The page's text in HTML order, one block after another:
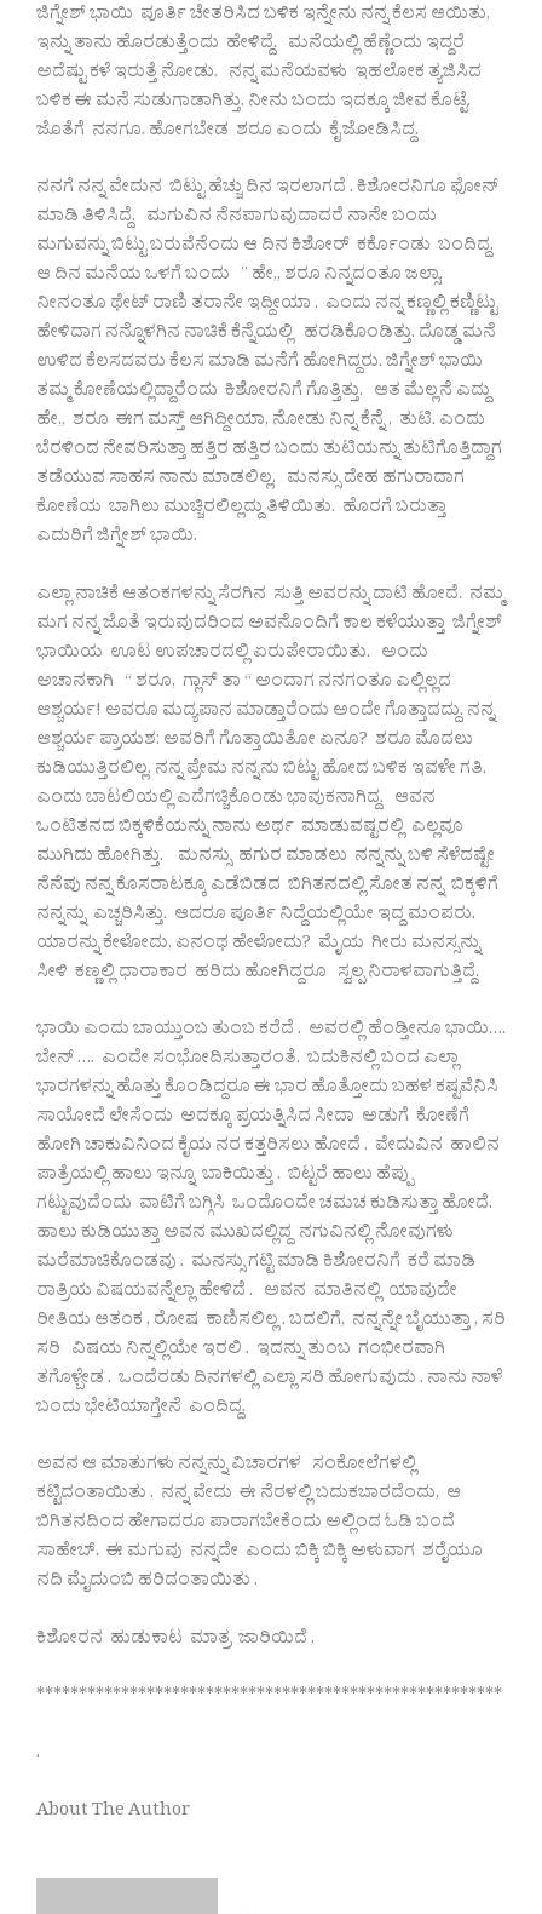
ಜಿಗ್ನೇಶ್ ಭಾಯಿ ಪೂರ್ತಿ ಚೇತರಿಸಿದ ಬಳಿಕ ಇನ್ನೇನು ನನ್ನ ಕೆಲಸ ಆಯಿತು,
ಇನ್ನು ತಾನು ಹೊರಡುತ್ತೆಂದು ಹೇಳಿದ್ದೆ. ಮನೆಯಲ್ಲಿ ಹೆಣ್ಣೆಂದು ಇದ್ದರೆ
ಅದೆಷ್ಟು ಕಳೆ ಇರುತ್ತೆ ನೋಡು. ನನ್ನ ಮನೆಯವಳು ಇಹಲೋಕ ತ್ಯಜಿಸಿದ
ಬಳಿಕ ಈ ಮನೆ ಸುಡುಗಾಡಾಗಿತ್ತು. ನೀನು ಬಂದು ಇದಕ್ಕೂ ಜೀವ ಕೊಟ್ಟೆ.
ಜೊತೆಗೆ ನನಗೂ. ಹೋಗಬೇಡ ಶರೂ ಎಂದು ಕೈ ಜೋಡಿಸಿದ್ದ.
ನನಗೆ ನನ್ನ ವೇದುನ ಬಿಟ್ಟು ಹೆಚ್ಚು ದಿನ ಇರಲಾಗದೆ . ಕಿಶೋರನಿಗೂ ಫೋನ್
ಮಾಡಿ ತಿಳಿಸಿದ್ದೆ. ಮಗುವಿನ ನೆನಪಾಗುವುದಾದರೆ ನಾನೇ ಬಂದು
ಮಗುವನ್ನು ಬಿಟ್ಟು ಬರುವೆನೆಂದು ಆ ದಿನ ಕಿಶೋರ್ ಕರ್ಕೊಂಡು ಬಂದಿದ್ದ.
ಆ ದಿನ ಮನೆಯ ಒಳಗೆ ಬಂದು ” ಹೇ,, ಶರೂ ನಿನ್ನದಂತೂ ಜಲ್ಸಾ.
ನೀನಂತೂ ಥೇಟ್ ರಾಣಿ ತರಾನೇ ಇದ್ದೀಯಾ . ಎಂದು ನನ್ನ ಕಣ್ಣಲ್ಲಿ ಕಣ್ಣಿಟ್ಟು
ಹೇಳಿದಾಗ ನನ್ನೊಳಗಿನ ನಾಚಿಕೆ ಕೆನ್ನೆಯಲ್ಲಿ ಹರಡಿಕೊಂಡಿತ್ತು. ದೊಡ್ಡ ಮನೆ
ಉಳಿದ ಕೆಲಸದವರು ಕೆಲಸ ಮಾಡಿ ಮನೆಗೆ ಹೋಗಿದ್ದರು. ಜಿಗ್ನೇಶ್ ಭಾಯಿ
ತಮ್ಮ ಕೋಣೆಯಲ್ಲಿದ್ದಾರೆಂದು ಕಿಶೋರನಿಗೆ ಗೊತ್ತಿತ್ತು. ಆತ ಮೆಲ್ಲನೆ ಎದ್ದು
ಹೇ,, ಶರೂ ಈಗ ಮಸ್ತ್ ಆಗಿದ್ದೀಯಾ, ನೋಡು ನಿನ್ನ ಕೆನ್ನೆ , ತುಟಿ. ಎಂದು
ಬೆರಳಿಂದ ನೇವರಿಸುತ್ತಾ ಹತ್ತಿರ ಹತ್ತಿರ ಬಂದು ತುಟಿಯನ್ನು ತುಟಿಗೊತ್ತಿದ್ದಾಗ
ತಡೆಯುವ ಸಾಹಸ ನಾನು ಮಾಡಲಿಲ್ಲ. ಮನಸ್ಸು ದೇಹ ಹಗುರಾದಾಗ
ಕೋಣೆಯ ಬಾಗಿಲು ಮುಚ್ಚಿರಲಿಲ್ಲದ್ದು ತಿಳಿಯಿತು. ಹೊರಗೆ ಬರುತ್ತಾ
ಎದುರಿಗೆ ಜಿಗ್ನೇಶ್ ಭಾಯಿ.
ಎಲ್ಲಾ ನಾಚಿಕೆ ಆತಂಕಗಳನ್ನು ಸೆರಗಿನ ಸುತ್ತಿ ಅವರನ್ನು ದಾಟಿ ಹೋದೆ. ನಮ್ಮ
ಮಗ ನನ್ನ ಜೊತೆ ಇರುವುದರಿಂದ ಅವನೊಂದಿಗೆ ಕಾಲ ಕಳೆಯುತ್ತಾ ಜಿಗ್ನೇಶ್
ಭಾಯಿಯ ಊಟ ಉಪಚಾರದಲ್ಲಿ ಏರುಪೇರಾಯಿತು. ಅಂದು
ಅಚಾನಕಾಗಿ “ ಶರೂ, ಗ್ಲಾಸ್ ತಾ “ ಅಂದಾಗ ನನಗಂತೂ ಎಲ್ಲಿಲ್ಲದ
ಆಶ್ಚರ್ಯ! ಅವರೂ ಮದ್ಯಪಾನ ಮಾಡ್ತಾರೆಂದು ಅಂದೇ ಗೊತ್ತಾದದ್ದು. ನನ್ನ
ಆಶ್ಚರ್ಯ ಪ್ರಾಯಶ: ಅವರಿಗೆ ಗೊತ್ತಾಯಿತೋ ಏನೂ? ಶರೂ ಮೊದಲು
ಕುಡಿಯುತ್ತಿರಲಿಲ್ಲ. ನನ್ನ ಪ್ರೇಮ ನನ್ನನು ಬಿಟ್ಟು ಹೋದ ಬಳಿಕ ಇವಳೇ ಗತಿ.
ಎಂದು ಬಾಟಲಿಯಲ್ಲಿ ಎದೆಗಚ್ಚಿಕೊಂಡು ಭಾವುಕನಾಗಿದ್ದ. ಆವನ
ಒಂಟಿತನದ ಬಿಕ್ಕಳಿಕೆಯನ್ನು ನಾನು ಅರ್ಥ ಮಾಡುವಷ್ಟರಲ್ಲಿ ಎಲ್ಲವೂ
ಮುಗಿದು ಹೋಗಿತ್ತು. ಮನಸ್ಸು ಹಗುರ ಮಾಡಲು ನನ್ನನ್ನು ಬಳಿ ಸೆಳೆದಷ್ಟೇ
ನೆನೆಪು ನನ್ನ ಕೊಸರಾಟಕ್ಕೂ ಎಡೆಬಿಡದ ಬಿಗಿತನದಲ್ಲಿ ಸೋತ ನನ್ನ ಬಿಕ್ಕಳಿಗೆ
ನನ್ನನ್ನು ಎಚ್ಚರಿಸಿತ್ತು. ಆದರೂ ಪೂರ್ತಿ ನಿದ್ದೆಯಲ್ಲಿಯೇ ಇದ್ದ ಮಂಪರು.
ಯಾರನ್ನು ಕೇಳೋದು, ಏನಂಥ ಹೇಳೋದು? ಮೈಯ ಗೀರು ಮನಸ್ಸನ್ನು
ಸೀಳಿ ಕಣ್ಣಲ್ಲಿ ಧಾರಾಕಾರ ಹರಿದು ಹೋಗಿದ್ದರೂ ಸ್ವಲ್ಪ ನಿರಾಳವಾಗುತ್ತಿದ್ದೆ.
ಭಾಯಿ ಎಂದು ಬಾಯ್ತುಂಬ ತುಂಬ ಕರೆದೆ . ಅವರಲ್ಲಿ ಹೆಂಡ್ತೀನೂ ಭಾಯಿ….
ಬೇನ್ …. ಎಂದೇ ಸಂಭೋದಿಸುತ್ತಾರಂತೆ. ಬದುಕಿನಲ್ಲಿ ಬಂದ ಎಲ್ಲಾ
ಭಾರಗಳನ್ನು ಹೊತ್ತು ಕೊಂಡಿದ್ದರೂ ಈ ಭಾರ ಹೊತ್ತೋದು ಬಹಳ ಕಷ್ಟವೆನಿಸಿ
ಸಾಯೋದೆ ಲೇಸೆಂದು ಅದಕ್ಕೂ ಪ್ರಯತ್ನಿಸಿದ ಸೀದಾ ಅಡುಗೆ ಕೋಣೆಗೆ
ಹೋಗಿ ಚಾಕುವಿನಿಂದ ಕೈಯ ನರ ಕತ್ತರಿಸಲು ಹೋದೆ . ವೇದುವಿನ ಹಾಲಿನ
ಪಾತ್ರೆಯಲ್ಲಿ ಹಾಲು ಇನ್ನೂ ಬಾಕಿಯಿತ್ತು . ಬಿಟ್ಟರೆ ಹಾಲು ಹೆಪ್ಪು
ಗಟ್ಟುವುದೆಂದು ವಾಟಿಗೆ ಬಗ್ಗಿಸಿ ಒಂದೊಂದೇ ಚಮಚ ಕುಡಿಸುತ್ತಾ ಹೋದೆ.
ಹಾಲು ಕುಡಿಯುತ್ತಾ ಅವನ ಮುಖದಲ್ಲಿದ್ದ ನಗುವಿನಲ್ಲಿ ನೋವುಗಳು
ಮರೆಮಾಚಿಕೊಂಡವು . ಮನಸ್ಸು ಗಟ್ಟಿ ಮಾಡಿ ಕಿಶೋರನಿಗೆ ಕರೆ ಮಾಡಿ
ರಾತ್ರಿಯ ವಿಷಯವನ್ನೆಲ್ಲಾ ಹೇಳಿದೆ . ಅವನ ಮಾತಿನಲ್ಲಿ ಯಾವುದೇ
ರೀತಿಯ ಆತಂಕ , ರೋಷ ಕಾಣಿಸಲಿಲ್ಲ . ಬದಲಿಗೆ, ನನ್ನನ್ನೇ ಬೈಯುತ್ತಾ , ಸರಿ
ಸರಿ ವಿಷಯ ನಿನ್ನಲ್ಲಿಯೇ ಇರಲಿ . ಇದನ್ನು ತುಂಬ ಗಂಭೀರವಾಗಿ
ತಗೊಳ್ಬೇಡ . ಒಂದೆರಡು ದಿನಗಳಲ್ಲಿ ಎಲ್ಲಾ ಸರಿ ಹೋಗುವುದು . ನಾನು ನಾಳೆ
ಬಂದು ಭೇಟಿಯಾಗ್ತೇನೆ ಎಂದಿದ್ದ.
ಅವನ ಆ ಮಾತುಗಳು ನನ್ನನ್ನು ವಿಚಾರಗಳ ಸಂಕೋಲೆಗಳಲ್ಲಿ
ಕಟ್ಟಿದಂತಾಯಿತು . ನನ್ನ ವೇದು ಈ ನೆರಳಲ್ಲಿ ಬದುಕಬಾರದೆಂದು, ಆ
ಬಿಗಿತನದಿಂದ ಹೇಗಾದರೂ ಪಾರಾಗಬೇಕೆಂದು ಅಲ್ಲಿಂದ ಓಡಿ ಬಂದೆ
ಸಾಹೇಬ್. ಈ ಮಗುವು ನನ್ನದೇ ಎಂದು ಬಿಕ್ಕಿ ಬಿಕ್ಕಿ ಅಳುವಾಗ ಶರೈಯೂ
ನದಿ ಮೈದುಂಬಿ ಹರಿದಂತಾಯಿತು .
ಕಿಶೋರನ ಹುಡುಕಾಟ ಮಾತ್ರ ಜಾರಿಯಿದೆ .
*******************************************************
.
About The Author